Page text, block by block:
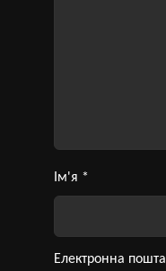
Ім'я *
Електронна пошта